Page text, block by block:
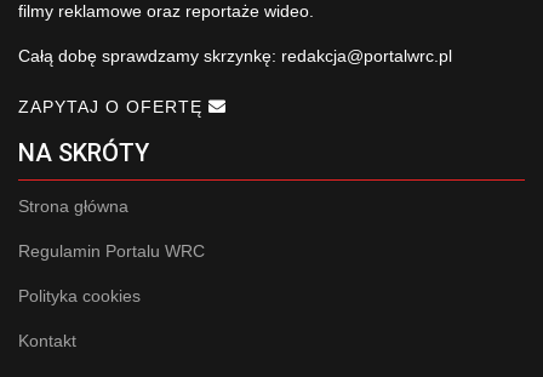
filmy reklamowe oraz reportaże wideo.
Całą dobę sprawdzamy skrzynkę: redakcja@portalwrc.pl
ZAPYTAJ O OFERTĘ
NA SKRÓTY
Strona główna
Regulamin Portalu WRC
Polityka cookies
Kontakt